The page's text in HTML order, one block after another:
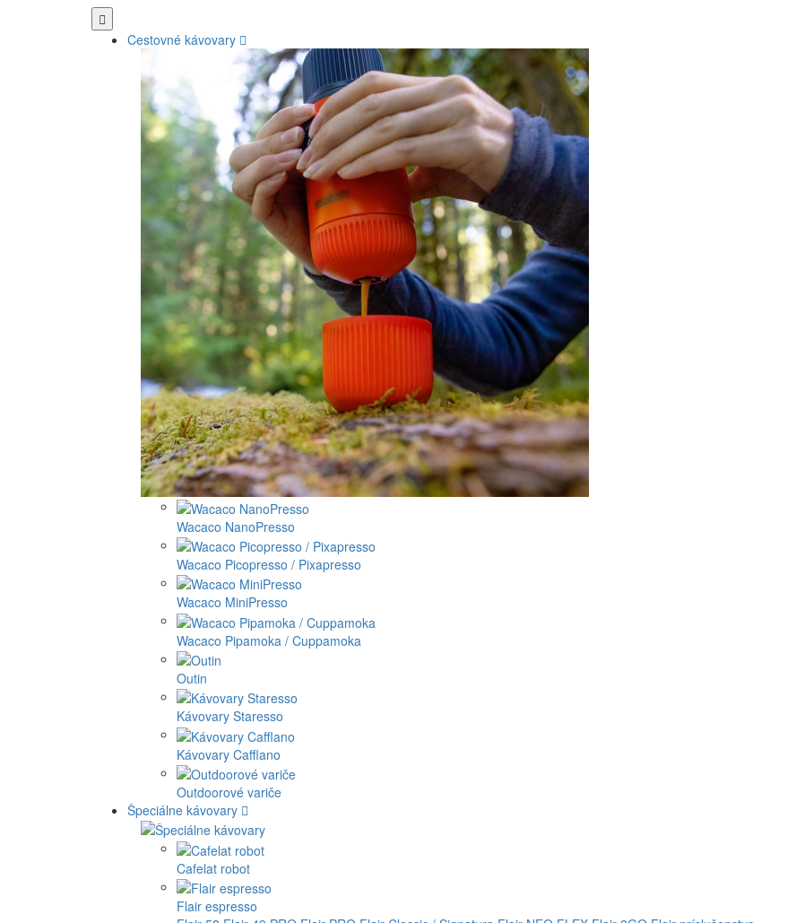
Cestovné kávovary
Wacaco NanoPresso
Wacaco Picopresso / Pixapresso
Wacaco MiniPresso
Wacaco Pipamoka / Cuppamoka
Outin
Kávovary Staresso
Kávovary Cafflano
Outdoorové variče
Špeciálne kávovary
Cafelat robot
Flair espresso